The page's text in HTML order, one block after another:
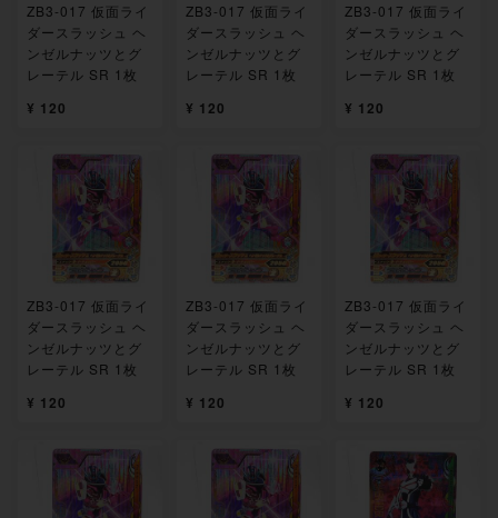
ZB3-017 仮面ライ
ダースラッシュ ヘ
ンゼルナッツとグ
レーテル SR 1枚
¥ 120
ZB3-017 仮面ライ
ダースラッシュ ヘ
ンゼルナッツとグ
レーテル SR 1枚
¥ 120
ZB3-017 仮面ライ
ダースラッシュ ヘ
ンゼルナッツとグ
レーテル SR 1枚
¥ 120
ZB3-017 仮面ライ
ダースラッシュ ヘ
ンゼルナッツとグ
レーテル SR 1枚
¥ 120
ZB3-017 仮面ライ
ダースラッシュ ヘ
ンゼルナッツとグ
レーテル SR 1枚
¥ 120
ZB3-017 仮面ライ
ダースラッシュ ヘ
ンゼルナッツとグ
レーテル SR 1枚
¥ 120